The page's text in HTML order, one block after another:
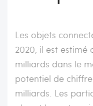
Les objets
2020, il est estimé
milliards dans le
potentiel de
milliards. Les